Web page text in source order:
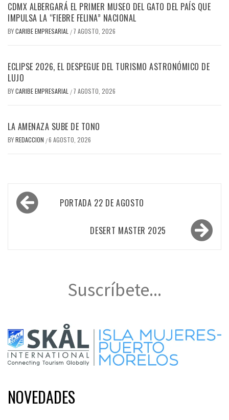
CDMX ALBERGARÁ EL PRIMER MUSEO DEL GATO DEL PAÍS QUE
IMPULSA LA “FIEBRE FELINA” NACIONAL
BYCARIBE EMPRESARIAL / 7 AGOSTO, 2026
ECLIPSE 2026, EL DESPEGUE DEL TURISMO ASTRONÓMICO DE
LUJO
BYCARIBE EMPRESARIAL / 7 AGOSTO, 2026
LA AMENAZA SUBE DE TONO
BYREDACCION /6 AGOSTO, 2026
Navegación
de PORTADA 22 DE AGOSTO
DESERT MASTER 2025
Suscríbete...
NOVEDADES